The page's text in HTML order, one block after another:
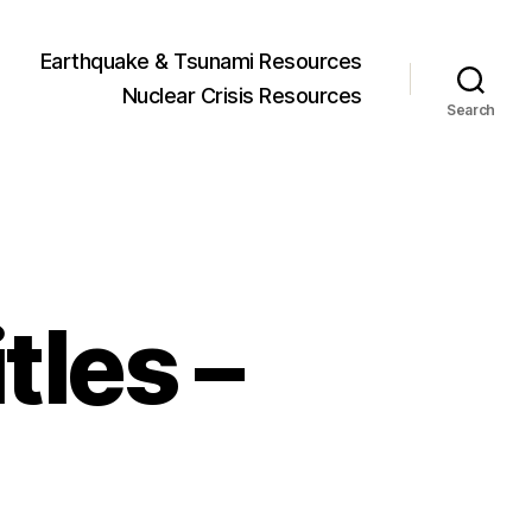
Earthquake & Tsunami Resources
Nuclear Crisis Resources
Search
–